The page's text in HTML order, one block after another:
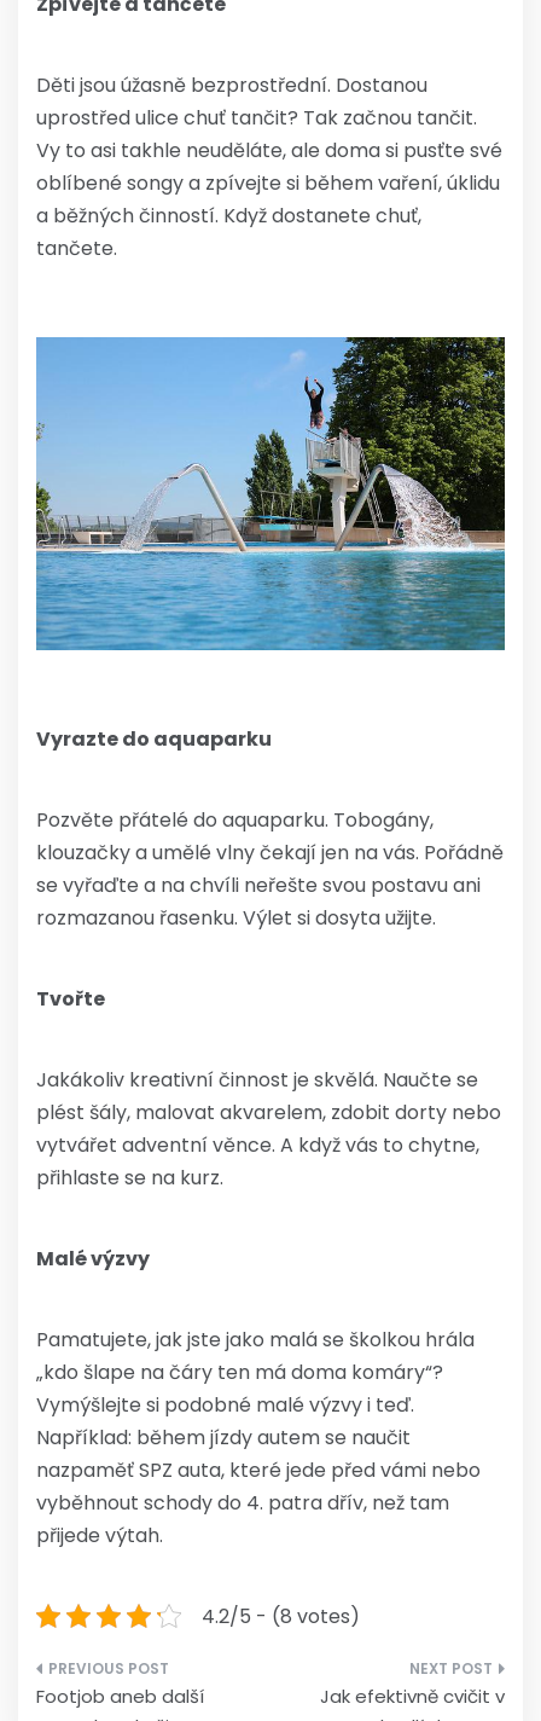
Děti jsou úžasně bezprostřední. Dostanou
uprostřed ulice chuť tančit? Tak začnou tančit.
Vy to asi takhle neuděláte, ale doma si pusťte své
oblíbené songy a zpívejte si během vaření, úklidu
a běžných činností. Když dostanete chuť,
tančete.
Vyrazte do aquaparku
Pozvěte přátelé do aquaparku. Tobogány,
klouzačky a umělé vlny čekají jen na vás. Pořádně
se vyřaďte a na chvíli neřešte svou postavu ani
rozmazanou řasenku. Výlet si dosyta užijte.
Tvořte
Jakákoliv kreativní činnost je skvělá. Naučte se
plést šály, malovat akvarelem, zdobit dorty nebo
vytvářet adventní věnce. A když vás to chytne,
přihlaste se na kurz.
Malé výzvy
Pamatujete, jak jste jako malá se školkou hrála
„kdo šlape na čáry ten má doma komáry“?
Vymýšlejte si podobné malé výzvy i teď.
Například: během jízdy autem se naučit
nazpaměť SPZ auta, které jede před vámi nebo
vyběhnout schody do 4. patra dřív, než tam
přijede výtah.
4.2/5 - (8 votes)
Navigace
Footjob aneb další
Jak efektivně cvičit v